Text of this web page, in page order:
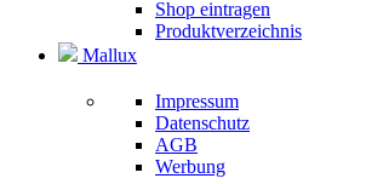
Shop eintragen
Produktverzeichnis
Mallux
Impressum
Datenschutz
AGB
Werbung